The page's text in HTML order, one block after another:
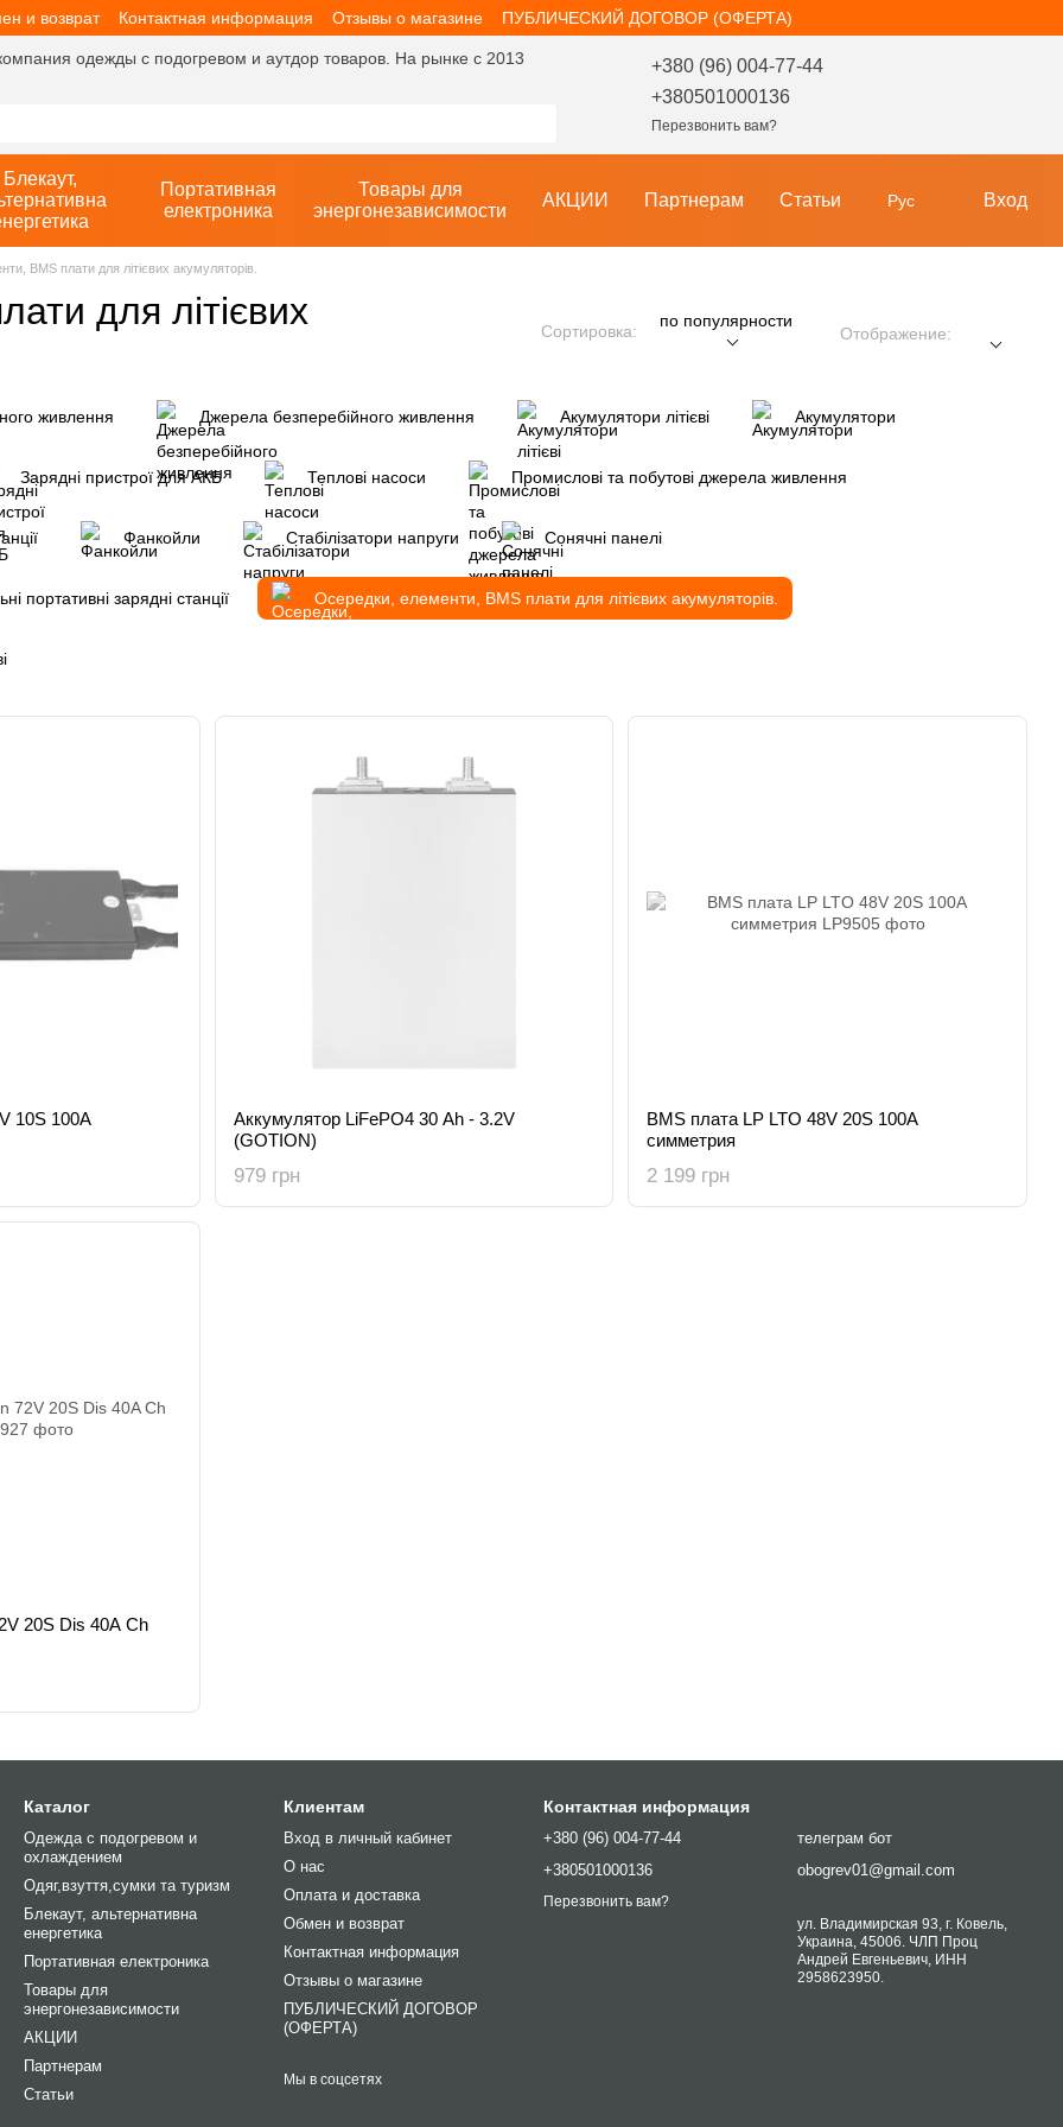
и возврат Контактная информация Отзывы о магазине ПУБЛИЧЕСКИЙ ДОГОВОР (ОФЕРТА)
одежды с подогревом и аутдор товаров. На рынке с 2013
+380 (96) 004-77-44
+380501000136
Перезвонить вам?
Блекаут,
Портативная
електроника
Товары для
энергонезависимости
АКЦИИ Партнерам Статьи Рус Вход
BMS плати для літієвих акумуляторів.
для літієвих
Сортировка:
по популярности
Отображение:
живлення Джерела безперебійного живлення Акумулятори літієві Акумулятори
Зарядні пристрої для АКБ Теплові насоси Промислові та побутові джерела живлення
Фанкойли Стабілізатори напруги Сонячні панелі
портативні зарядні станції Осередки, елементи, BMS плати для літієвих акумуляторів.
10S 100A
Аккумулятор LiFePO4 30 Ah - 3.2V
(GOTION)
979 грн
BMS плата LP LTO 48V 20S 100A
симметрия
2 199 грн
20S Dis 40A Ch
Каталог
Одежда с подогревом и
охлаждением
Одяг,взуття,сумки та туризм
Блекаут, альтернативна
енергетика
Портативная електроника
Товары для
энергонезависимости
АКЦИИ
Партнерам
Статьи
Клиентам
Вход в личный кабинет
О нас
Оплата и доставка
Обмен и возврат
Контактная информация
Отзывы о магазине
ПУБЛИЧЕСКИЙ ДОГОВОР
(ОФЕРТА)
Мы в соцсетях
Контактная информация
+380 (96) 004-77-44
+380501000136
Перезвонить вам?
телеграм бот
obogrev01@gmail.com
ул. Владимирская 93, г. Ковель,
Украина, 45006. ЧЛП Проц
Андрей Евгеньевич, ИНН
2958623950.